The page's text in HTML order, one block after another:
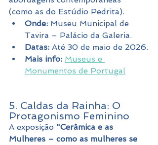
(como as do Estúdio Pedrita).
Onde: Museu Municipal de
Tavira – Palácio da Galeria.
Datas: Até 30 de maio de 2026.
Mais info: Museus e
Monumentos de Portugal
5. Caldas da Rainha: O
Protagonismo Feminino
A exposição "Cerâmica e as
Mulheres – como as mulheres se